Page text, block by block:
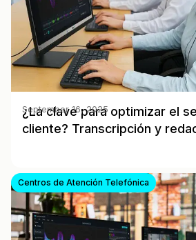
¿La clave para optimizar el
cliente? Transcripción y
September 16, 2025
Centros de Atención Telefónica